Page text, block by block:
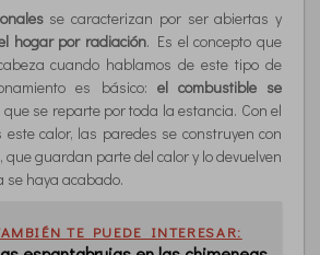
se caracterizan por ser abiertas y
hogar por radiación. Es el concepto que
cuando hablamos de este tipo de
es básico: el combustible se
que se reparte por toda la estancia. Con el
calor, las paredes se construyen con
, que guardan parte del calor y lo devuelven
se haya acabado.
TE PUEDE INTERESAR: